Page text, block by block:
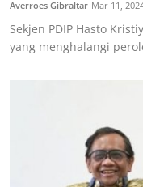
Averroes Gibraltar Mar 11,
Sekjen PDIP Hasto
yang menghalangi